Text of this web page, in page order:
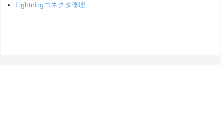
Lightningコネクタ修理